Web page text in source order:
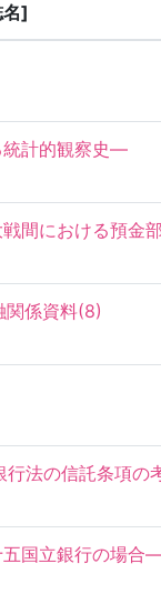
]
統計的観察史—
間における預金
関係資料(8)
行法の信託条項の
国立銀行の場合